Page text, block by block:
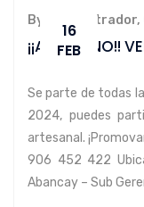
16
FEB
By
¡¡ARTESANO!!
Se parte de todas
2024, puedes
artesanal.
906 452 422
Abancay – Sub